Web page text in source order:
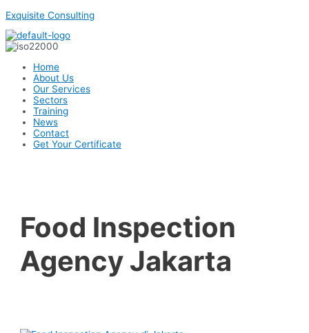
Skip
content
Exquisite Consulting
Menu
Home
About Us
Our Services
Sectors
Training
News
Contact
Get Your Certificate
Food Inspection
Agency Jakarta